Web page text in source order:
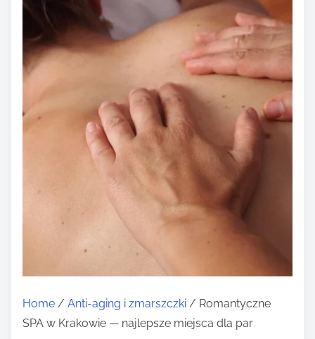
Home / Anti-aging i zmarszczki / Romantyczne
SPA w Krakowie — najlepsze miejsca dla par